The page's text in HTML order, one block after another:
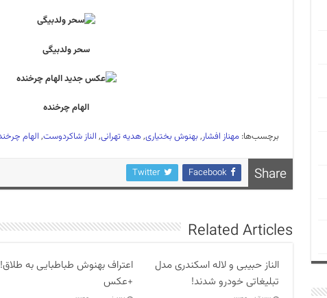
سحر ولدبیگی
الهام چرخنده
برچسب‌ها:مهناز افشار, بهنوش بختیاری,هدیه تهرانی, الناز شاکردوست,الهام
Share
Facebook
Twitter
Related Articles
الناز حبیبی و لاله اسکندری مدل
تبلیغاتی خودرو شدند!
اعتراف بهنوش طباطبایی به طلاق!
+عکس